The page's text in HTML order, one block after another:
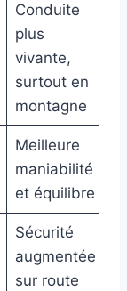
Conduite
plus
vivante,
surtout en
montagne
Meilleure
maniabilité
et équilibre
Sécurité
augmentée
sur route